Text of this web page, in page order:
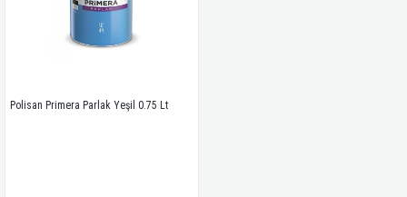
Polisan Primera Parlak Yeşil 0.75 Lt